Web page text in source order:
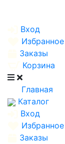
Вход
Избранное
Заказы
Корзина
Главная
Каталог
Вход
Избранное
Заказы